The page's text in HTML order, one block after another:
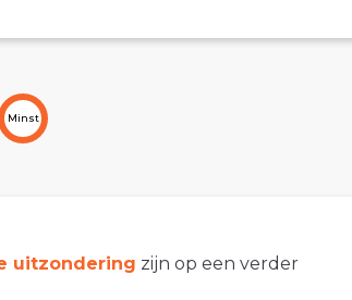
Minst
uitzondering zijn op een verder